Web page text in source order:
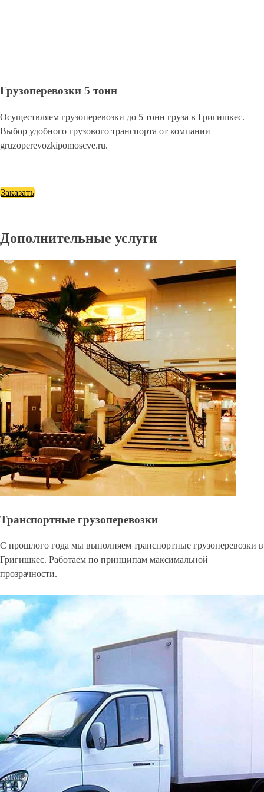
Грузоперевозки 5 тонн
Осуществляем грузоперевозки до 5 тонн груза в Григишкес.
Выбор удобного грузового транспорта от компании
gruzoperevozkipomoscve.ru.
Заказать
Дополнительные услуги
Транспортные грузоперевозки
С прошлого года мы выполняем транспортные грузоперевозки в
Григишкес. Работаем по принципам максимальной
прозрачности.